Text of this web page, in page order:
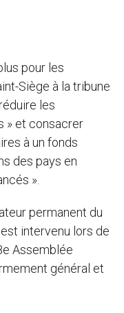
pour les
Siège à la tribune
les
» et consacrer
à un fonds
des pays en
».
permanent du
est intervenu lors de
Assemblée
général et